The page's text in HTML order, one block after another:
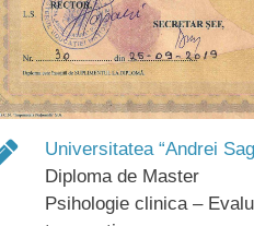
Universitatea “Andrei
Diploma de Master
Psihologie clinica –